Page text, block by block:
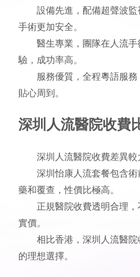
設備先進，配備超聲波
手術更加安全。
醫生專業，團隊在人流
驗，成功率高。
服務優質，全程粵語服
貼心周到。
深圳人流醫院收費
深圳人流醫院收費差異較
深圳怡康人流套餐包含
藥和覆查，性價比極高。
正規醫院收費透明合理
實價。
相比香港，深圳人流醫
的理想選擇。